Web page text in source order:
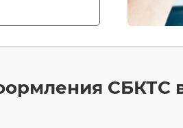
СБКТС